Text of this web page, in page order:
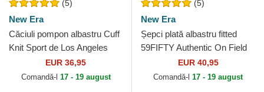
(5)
New Era
Căciuli pompon albastru Cuff
Knit Sport de Los Angeles
Dodgers MLB de New Era
EUR 36,95
Comandă-l 17 - 19 august
(5)
New Era
Șepci plată albastru fitted
59FIFTY Authentic On Field
de Kansas City Royals MLB
de New Era
EUR 40,95
Comandă-l 17 - 19 august